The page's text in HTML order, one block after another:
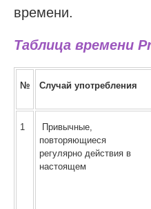
времени.
Таблица времени
№ Случай употребления
1
Привычные,
повторяющиеся
регулярно действия в
настоящем